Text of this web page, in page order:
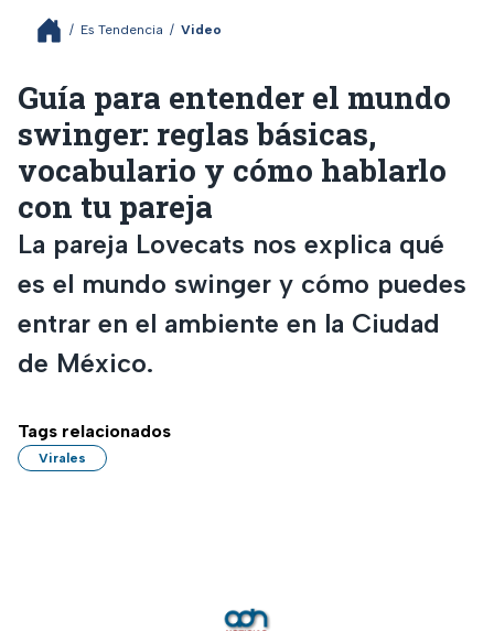
/ Es Tendencia / Video
Guía para entender el mundo
swinger: reglas básicas,
vocabulario y cómo hablarlo
con tu pareja
La pareja Lovecats nos explica qué
es el mundo swinger y cómo puedes
entrar en el ambiente en la Ciudad
de México.
Tags relacionados
Virales